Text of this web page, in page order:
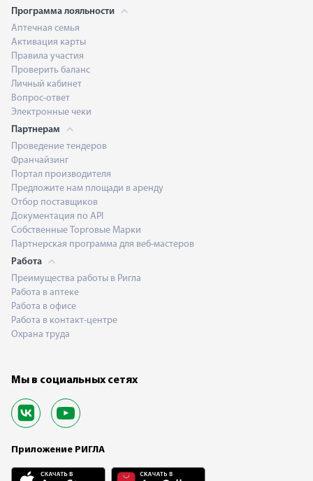
Программа лояльности
Аптечная семья
Активация карты
Правила участия
Проверить баланс
Личный кабинет
Вопрос-ответ
Электронные чеки
Партнерам
Проведение тендеров
Франчайзинг
Портал производителя
Предложите нам площади в аренду
Отбор поставщиков
Документация по API
Собственные Торговые Марки
Партнерская программа для веб-мастеров
Работа
Преимущества работы в Ригла
Работа в аптеке
Работа в офисе
Работа в контакт-центре
Охрана труда
Мы в социальных сетях
Приложение РИГЛА